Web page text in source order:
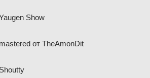
Show
от TheAmonDit